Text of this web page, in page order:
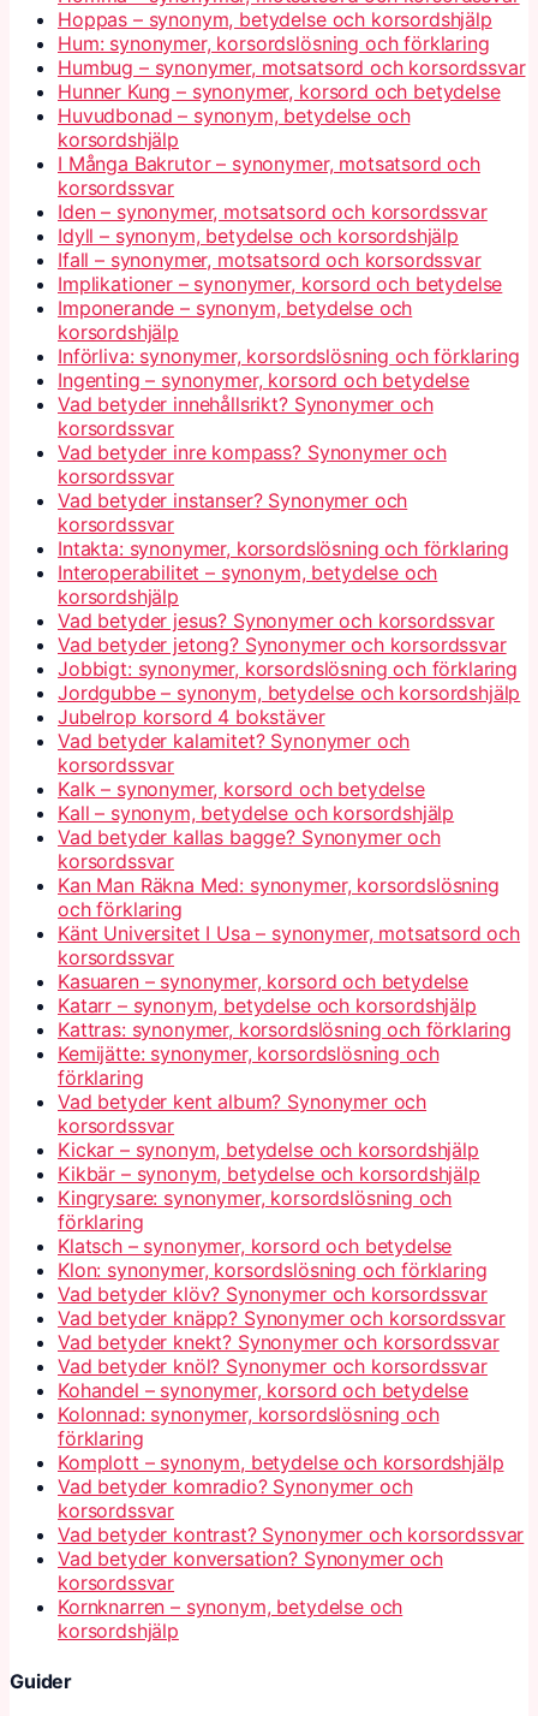
Hoppas – synonym, betydelse och korsordshjälp
Hum: synonymer, korsordslösning och förklaring
Humbug – synonymer, motsatsord och korsordssvar
Hunner Kung – synonymer, korsord och betydelse
Huvudbonad – synonym, betydelse och
korsordshjälp
I Många Bakrutor – synonymer, motsatsord och
korsordssvar
Iden – synonymer, motsatsord och korsordssvar
Idyll – synonym, betydelse och korsordshjälp
Ifall – synonymer, motsatsord och korsordssvar
Implikationer – synonymer, korsord och betydelse
Imponerande – synonym, betydelse och
korsordshjälp
Införliva: synonymer, korsordslösning och förklaring
Ingenting – synonymer, korsord och betydelse
Vad betyder innehållsrikt? Synonymer och
korsordssvar
Vad betyder inre kompass? Synonymer och
korsordssvar
Vad betyder instanser? Synonymer och
korsordssvar
Intakta: synonymer, korsordslösning och förklaring
Interoperabilitet – synonym, betydelse och
korsordshjälp
Vad betyder jesus? Synonymer och korsordssvar
Vad betyder jetong? Synonymer och korsordssvar
Jobbigt: synonymer, korsordslösning och förklaring
Jordgubbe – synonym, betydelse och korsordshjälp
Jubelrop korsord 4 bokstäver
Vad betyder kalamitet? Synonymer och
korsordssvar
Kalk – synonymer, korsord och betydelse
Kall – synonym, betydelse och korsordshjälp
Vad betyder kallas bagge? Synonymer och
korsordssvar
Kan Man Räkna Med: synonymer, korsordslösning
och förklaring
Känt Universitet I Usa – synonymer, motsatsord och
korsordssvar
Kasuaren – synonymer, korsord och betydelse
Katarr – synonym, betydelse och korsordshjälp
Kattras: synonymer, korsordslösning och förklaring
Kemijätte: synonymer, korsordslösning och
förklaring
Vad betyder kent album? Synonymer och
korsordssvar
Kickar – synonym, betydelse och korsordshjälp
Kikbär – synonym, betydelse och korsordshjälp
Kingrysare: synonymer, korsordslösning och
förklaring
Klatsch – synonymer, korsord och betydelse
Klon: synonymer, korsordslösning och förklaring
Vad betyder klöv? Synonymer och korsordssvar
Vad betyder knäpp? Synonymer och korsordssvar
Vad betyder knekt? Synonymer och korsordssvar
Vad betyder knöl? Synonymer och korsordssvar
Kohandel – synonymer, korsord och betydelse
Kolonnad: synonymer, korsordslösning och
förklaring
Komplott – synonym, betydelse och korsordshjälp
Vad betyder komradio? Synonymer och
korsordssvar
Vad betyder kontrast? Synonymer och korsordssvar
Vad betyder konversation? Synonymer och
korsordssvar
Kornknarren – synonym, betydelse och
korsordshjälp
Guider